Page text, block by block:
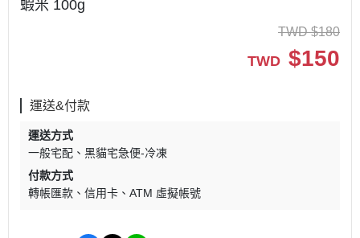
蝦米 100g
TWD $180
TWD $150
運送&付款
運送方式
一般宅配
黑貓宅急便-冷凍
付款方式
轉帳匯款
信用卡 ATM 虛擬帳號